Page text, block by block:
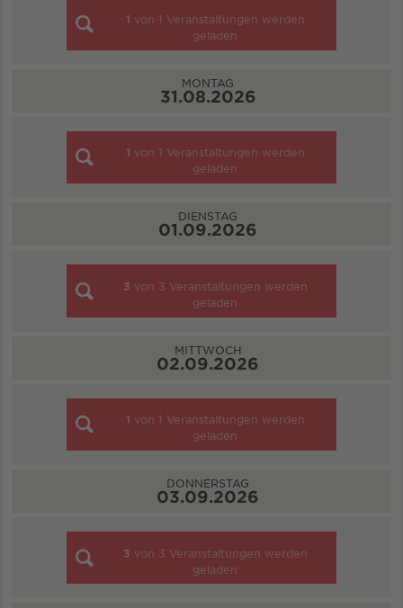
1 von 1 Veranstaltungen werden
geladen
MONTAG
31.08.2026
1 von 1 Veranstaltungen werden
geladen
DIENSTAG
01.09.2026
3 von 3 Veranstaltungen werden
geladen
MITTWOCH
02.09.2026
1 von 1 Veranstaltungen werden
geladen
DONNERSTAG
03.09.2026
3 von 3 Veranstaltungen werden
geladen